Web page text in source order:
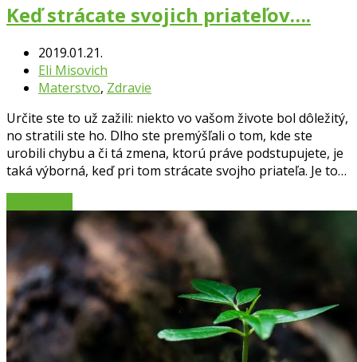
Keď strácate svojich priateľov….
2019.01.21.
Eli Misovich
Materstvo, Zdravie
Určite ste to už zažili: niekto vo vašom živote bol dôležitý,
no stratili ste ho. Dlho ste premýšľali o tom, kde ste
urobili chybu a či tá zmena, ktorú práve podstupujete, je
taká výborná, keď pri tom strácate svojho priateľa. Je to…